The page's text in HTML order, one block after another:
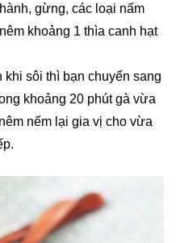
gừng, các loại nấm
khoảng 1 thìa canh hạt
sôi thì bạn chuyển sang
khoảng 20 phút gà vừa
nếm lại gia vị cho vừa